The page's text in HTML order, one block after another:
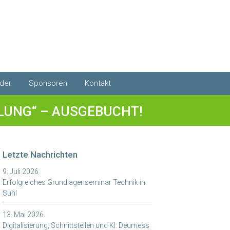
Portal
Sponsoren
Engelmann Sensor
Sontex Deutschland
Kontakt
– AUSGEBUCHT!
Letzte Nachrichten
9. Juli 2026
Erfolgreiches Grundlagenseminar Technik in
Suhl
13. Mai 2026
Digitalisierung, Schnittstellen und KI: Deumess